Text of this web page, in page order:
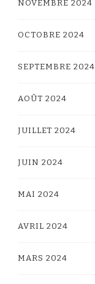
NOVEMBRE 2024
OCTOBRE 2024
SEPTEMBRE 2024
AOÛT 2024
JUILLET 2024
JUIN 2024
MAI 2024
AVRIL 2024
MARS 2024